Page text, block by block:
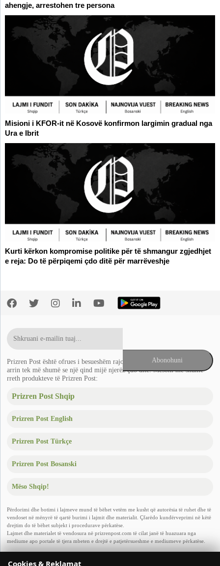
ahengje, arrestohen tre persona
Misioni i KFOR-it në Kosovë konfirmon largimin gradual nga
Ura e Ibrit
Kurti kërkon kompromise politike për të shmangur zgjedhjet
e reja: Do të përpiqemi çdo ditë për marrëveshje
Prizren Post është ofrues i besueshëm rajonal i lajmeve në Ballkan që
arrin tek më shumë se një qind mijë njerëz çdo ditë. Mësoni më shumë
rreth produkteve të Prizren Post:
Prizren Post Shqip
Prizren Post English
Prizren Post Türkçe
Prizren Post Bosanski
Mëso Shqip!
Përdorimi dhe botimi i lajmeve mund të bëhet vetëm me kusht që autorësia të ruhet dhe të
vendoset në mënyrë të qartë burimi i lajmit dhe materialit. Çfarëdo kundërveprimi në këtë
drejtim do të bëhet subjekt i procedurave përkatëse.
Lajmet dhe materialet të vendosura në prizrenpost.com të cilat janë të huazuara nga
mediume apo portale të tjera mbeten e drejtë e patjetërsueshme e mediumeve përkatëse.
Arivisti LLC.
Cookies & Reklamat